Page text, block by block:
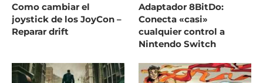
Como cambiar el
joystick de los JoyCon –
Reparar drift
Adaptador 8BitDo:
Conecta «casi»
cualquier control a
Nintendo Switch